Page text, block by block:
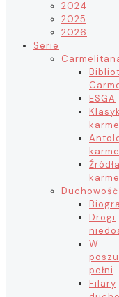
2024
2025
2026
Serie
ESGA
Źródła
Duchowość
Drogi
W
pełni
Filary